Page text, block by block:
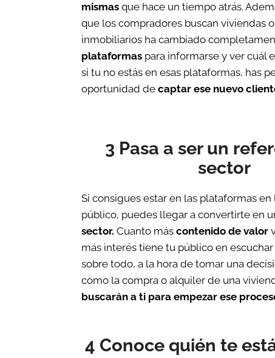
mismas que hace un tiempo atrás.
que los compradores buscan viviendas
inmobiliarios ha cambiado
plataformas para informarse y ver cuál
si tu no estás en esas plataformas, has
oportunidad decaptar ese nuevo
3 Pasa a ser un
sector
Si consigues estar en las plataformas en
público, puedes llegar a convertirte en
sector. Cuanto máscontenido de valor
más interés tiene tu público en
sobre todo, a la hora de tomar una
como la compra o alquiler de una
buscarán a ti para empezar ese
4 Conoce quién te